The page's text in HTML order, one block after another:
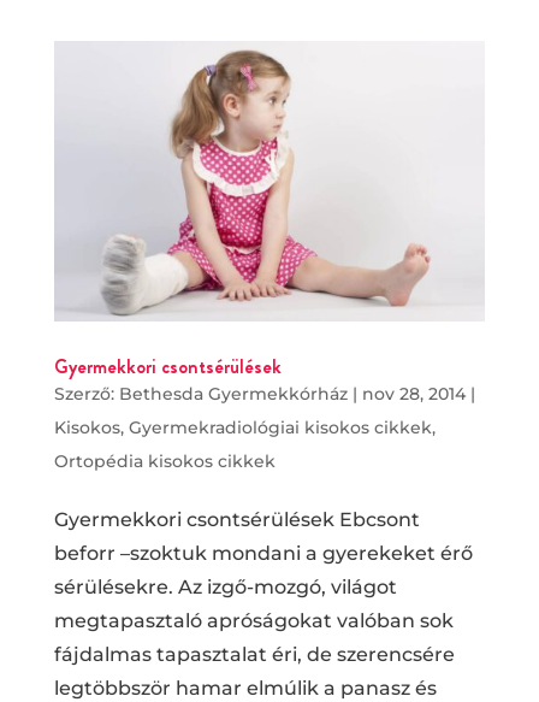
Gyermekkori csontsérülések
Szerző: Bethesda Gyermekkórház| nov 28, 2014|
Kisokos, Gyermekradiológiai kisokos cikkek,
Ortopédia kisokos cikkek
Gyermekkori csontsérülések Ebcsont
beforr –szoktuk mondani a gyerekeket érő
sérülésekre. Az izgő-mozgó, világot
megtapasztaló apróságokat valóban sok
fájdalmas tapasztalat éri, de szerencsére
legtöbbször hamar elmúlik a panasz és